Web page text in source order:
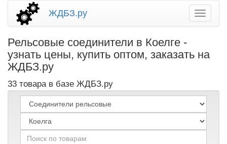
ЖДБЗ.ру
Рельсовые соединители в Коелге -
узнать цены, купить оптом, заказать на
ЖДБЗ.ру
33 товара в базе ЖДБЗ.ру